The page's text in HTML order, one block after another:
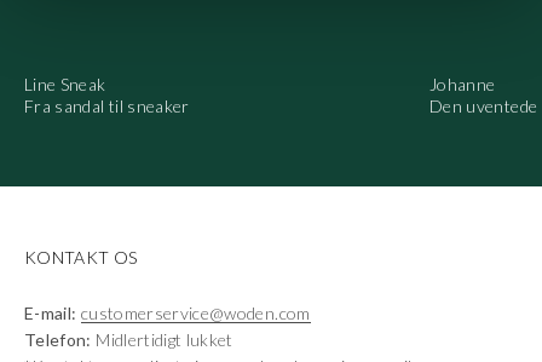
Line Sneak
Fra sandal til sneaker
Johanne
Den
KONTAKT OS
E-mail: customerservice@woden.com
Telefon: Midlertidigt lukket